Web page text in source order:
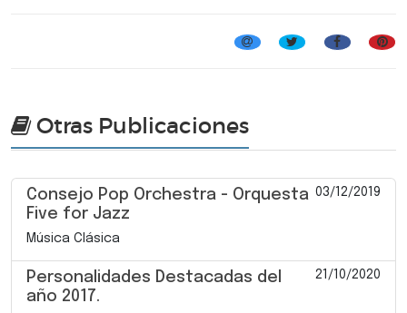
Otras Publicaciones
Consejo Pop Orchestra - Orquesta
Five for Jazz
03/12/2019
Música Clásica
Personalidades Destacadas del
año 2017.
21/10/2020